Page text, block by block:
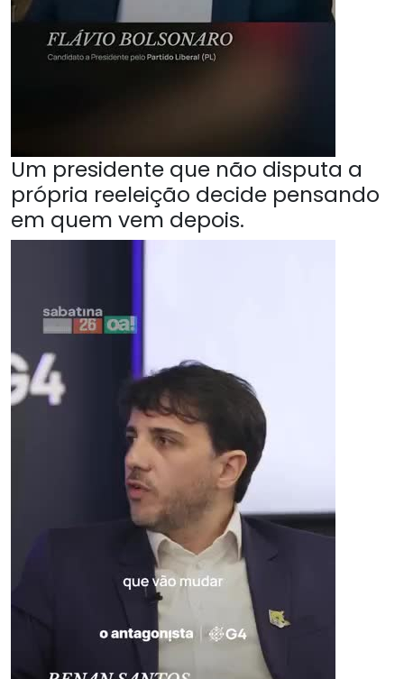
Um presidente que não disputa a
própria reeleição decide pensando
em quem vem depois.